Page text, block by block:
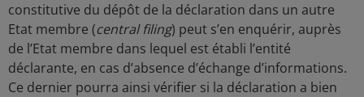
constitutive du dépôt de la déclaration dans un autre
Etat membre (central filing) peut s’en enquérir, auprès
de l’Etat membre dans lequel est établi l’entité
déclarante, en cas d’absence d’échange d’informations.
Ce dernier pourra ainsi vérifier si la déclaration a bien